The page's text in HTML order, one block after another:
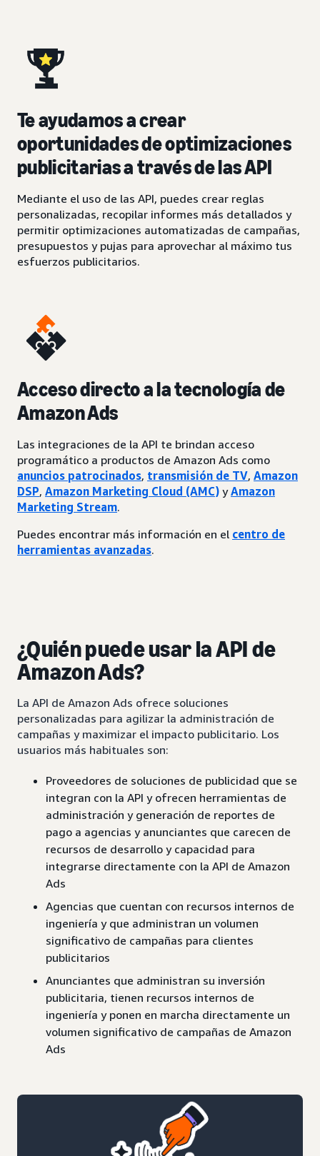
Te ayudamos a crear
oportunidades de optimizaciones
publicitarias a través de las API
Mediante el uso de las API, puedes crear reglas
personalizadas, recopilar informes más detallados y
permitir optimizaciones automatizadas de campañas,
presupuestos y pujas para aprovechar al máximo tus
esfuerzos publicitarios.
Acceso directo a la tecnología de
Amazon Ads
Las integraciones de la API te brindan acceso
programático a productos de Amazon Ads como
anuncios patrocinados, transmisión de TV, Amazon
DSP, Amazon Marketing Cloud (AMC) yAmazon
Marketing Stream.
Puedes encontrar más información en el centro de
herramientas avanzadas.
¿Quién puede usar la API de
Amazon Ads?
La API de Amazon Ads ofrece soluciones
personalizadas para agilizar la administración de
campañas y maximizar el impacto publicitario. Los
usuarios más habituales son:
Proveedores de soluciones de publicidad que se
integran con la API y ofrecen herramientas de
administración y generación de reportes de
pago a agencias y anunciantes que carecen de
recursos de desarrollo y capacidad para
integrarse directamente con la API de Amazon
Ads
Agencias que cuentan con recursos internos de
ingeniería y que administran un volumen
significativo de campañas para clientes
publicitarios
Anunciantes que administran su inversión
publicitaria, tienen recursos internos de
ingeniería y ponen en marcha directamente un
volumen significativo de campañas de Amazon
Ads